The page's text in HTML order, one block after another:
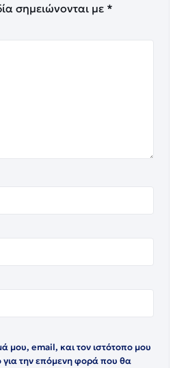
σημειώνονται με *
μου, email, και τον ιστότοπο μου
για την επόμενη φορά που θα